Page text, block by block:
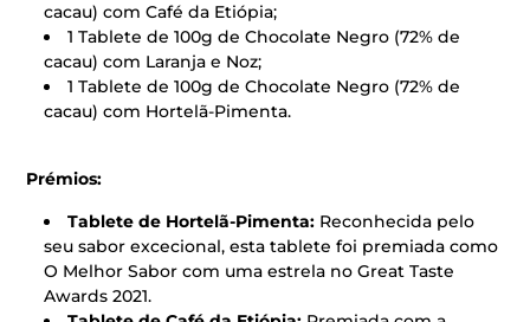
cacau) com Café da Etiópia;
1 Tablete de 100g de Chocolate Negro (72% de
cacau) com Laranja e Noz;
1 Tablete de 100g de Chocolate Negro (72% de
cacau) com Hortelã-Pimenta.
Prémios:
Tablete de Hortelã-Pimenta: Reconhecida pelo
seu sabor excecional, esta tablete foi premiada como
O Melhor Sabor com uma estrela no Great Taste
Awards 2021.